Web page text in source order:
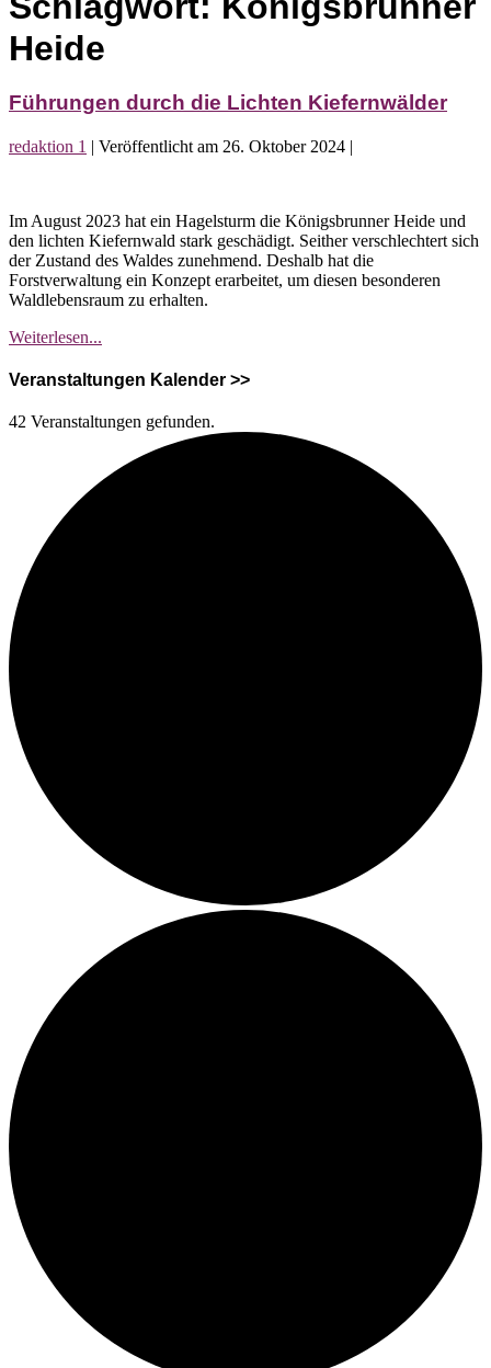
Heide
Führungen durch die Lichten Kiefernwälder
redaktion 1 | Veröffentlicht am 26. Oktober 2024 |
die
Lichten
Kiefernwälder
Im August 2023 hat ein Hagelsturm die Königsbrunner Heide und
den lichten Kiefernwald stark geschädigt. Seither verschlechtert sich
der Zustand des Waldes zunehmend. Deshalb hat die
Forstverwaltung ein Konzept erarbeitet, um diesen besonderen
Waldlebensraum zu erhalten.
Weiterlesen...
die
Lichten
Kiefernwälder
Veranstaltungen Kalender >>
42 Veranstaltungen gefunden.